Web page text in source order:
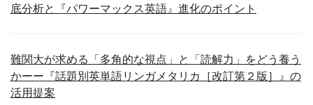
底分析と『パワーマックス英語』進化のポイント
難関大が求める「多角的な視点」と「読解力」をどう養う
かーー『話題別英単語リンガメタリカ［改訂第２版］』の
活用提案